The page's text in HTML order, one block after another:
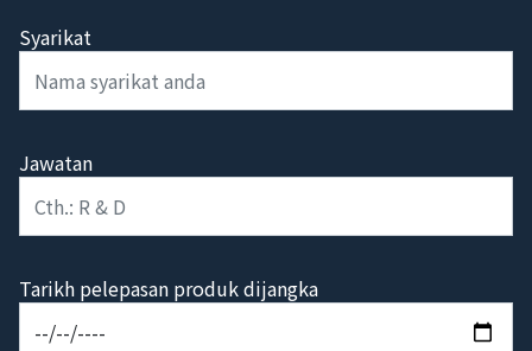
Syarikat
Jawatan
Tarikh pelepasan produk dijangka